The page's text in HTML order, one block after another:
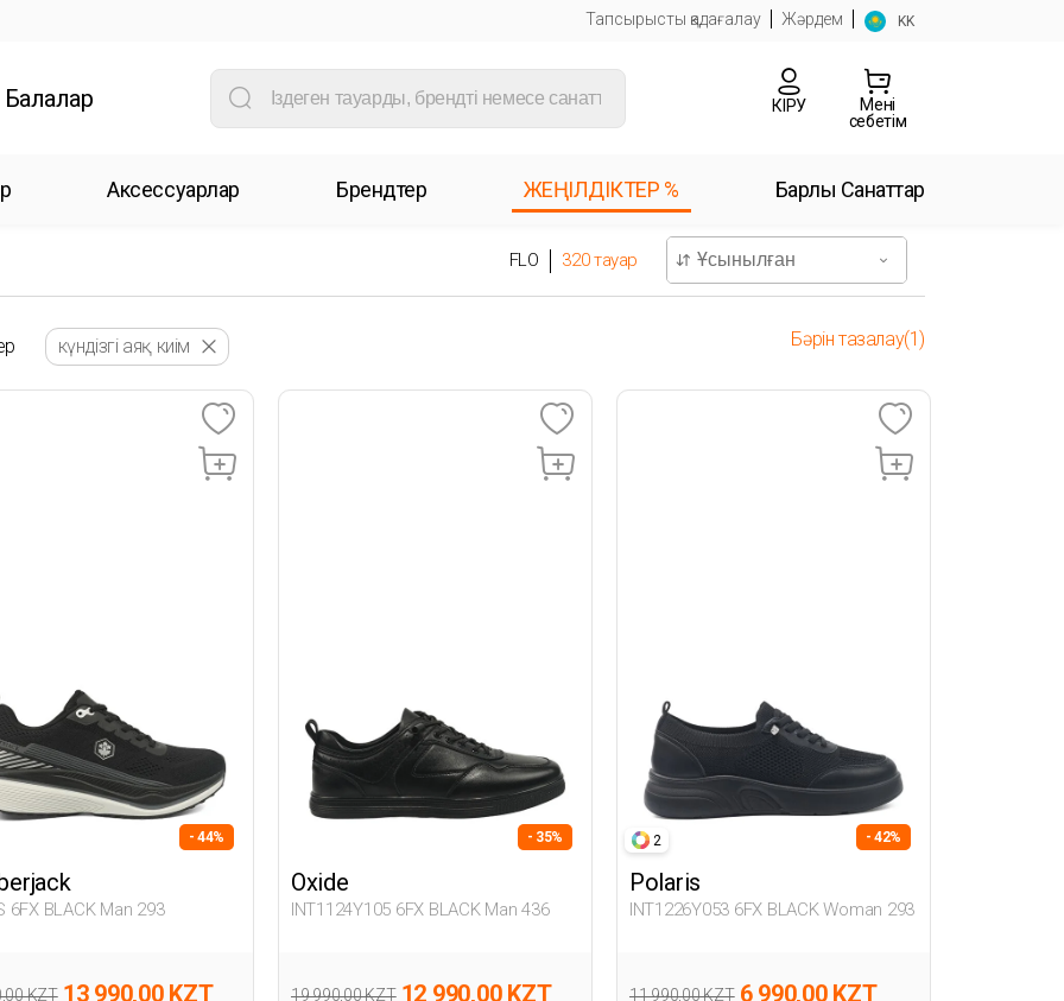
Тапсырысты қадағалау Жәрдем KK
Балалар КІРУ
Менің
себетім
Аксессуарлар Брендтер ЖЕҢІЛДІКТЕР % Барлық Санаттар
FLO 320тауар
күндізгі аяқ киім Бәрін тазалау(1)
- 44%
6FX BLACK Man 293
KZT 13 990,00 KZT
- 35%
Oxide
INT1124Y105 6FX BLACK Man 436
19 990,00 KZT 12 990,00 KZT
2 - 42%
Polaris
INT1226Y053 6FX BLACK Woman 293
11 990,00 KZT 6 990,00 KZT